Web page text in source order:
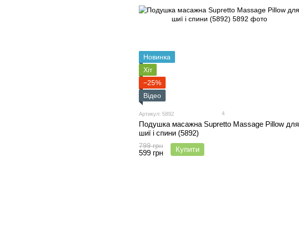
Новинка
Хіт
−25%
Відео
Артикул: 5892 4
Подушка масажна Supretto Massage Pillow для
шиї і спини (5892)
799 грн
599 грн Купити